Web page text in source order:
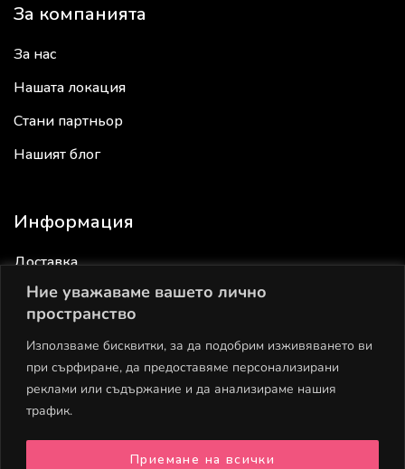
Ние уважаваме вашето лично
пространство
Използваме бисквитки, за да подобрим изживяването ви
при сърфиране, да предоставяме персонализирани
реклами или съдържание и да анализираме нашия
трафик.
Приемане на всички
За компанията
За нас
Нашата локация
Стани партньор
Нашият блог
Информация
Доставка
Връщане
Общи условия
Политика за поверителност
Политика за бисквитки
Полезни връзки